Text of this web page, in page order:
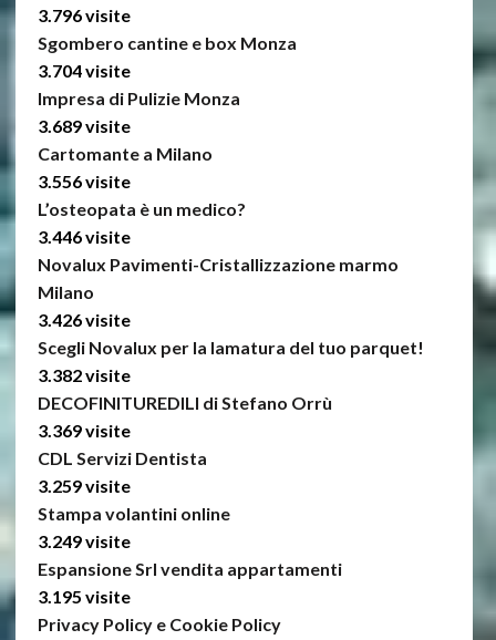
3.796 visite
Sgombero cantine e box Monza
3.704 visite
Impresa di Pulizie Monza
3.689 visite
Cartomante a Milano
3.556 visite
L’osteopata è un medico?
3.446 visite
Novalux Pavimenti-Cristallizzazione marmo
Milano
3.426 visite
Scegli Novalux per la lamatura del tuo parquet!
3.382 visite
DECOFINITUREDILI di Stefano Orrù
3.369 visite
CDL Servizi Dentista
3.259 visite
Stampa volantini online
3.249 visite
Espansione Srl vendita appartamenti
3.195 visite
Privacy Policy e Cookie Policy